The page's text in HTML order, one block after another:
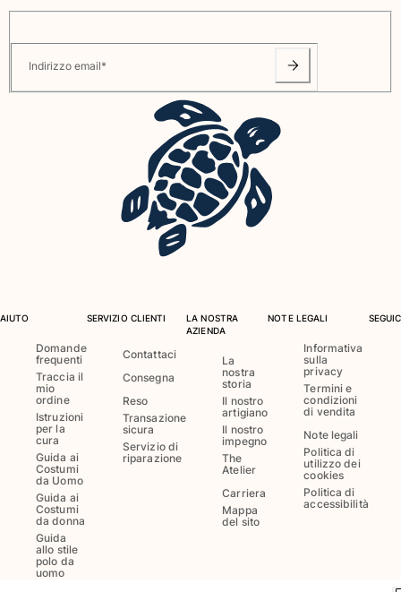
Camicie
Bermuda
Felpe
Vedi tutti i Abbigliamento
Vedi tutti i Bambina
Costumi da bagno
Neonato
Vedi tutti i Costumi da bagno
Abbigliamento
Abiti e Gonne
Tute
Pantaloncini
Felpe
T-shirt
Vedi tutti i Abbigliamento
Neonato
Indirizzo email*
AIUTO
Domande
frequenti
Traccia il
mio
ordine
Istruzioni
per la
cura
Guida ai
Costumi
da Uomo
Guida ai
Costumi
da donna
Guida
allo stile
polo da
uomo
SERVIZIO CLIENTI
Contattaci
Consegna
Reso
Transazione
sicura
Servizio di
riparazione
LA NOSTRA
AZIENDA
La
nostra
storia
Il nostro
artigiano
Il nostro
impegno
The
Atelier
Carriera
Mappa
del sito
NOTE LEGALI
Informativa
sulla
privacy
Termini e
condizioni
di vendita
Note legali
Politica di
utilizzo dei
cookies
Politica di
accessibilità